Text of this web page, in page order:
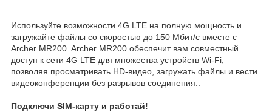
Используйте возможности 4G LTE на полную мощность и
загружайте файлы со скоростью до 150 Мбит/с вместе с
Archer MR200. Archer MR200 обеспечит вам совместный
доступ к сети 4G LTE для множества устройств Wi-Fi,
позволяя просматривать HD-видео, загружать файлы и вести
видеоконференции без разрывов соединения..
Подключи SIM-карту и работай!